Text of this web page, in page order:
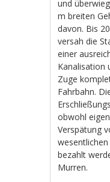
und
m breiten
davon. Bis
versah die
einer
Kanalisation
Zuge
Fahrbahn.
obwohl
Verspätung
bezahlt
Murren.